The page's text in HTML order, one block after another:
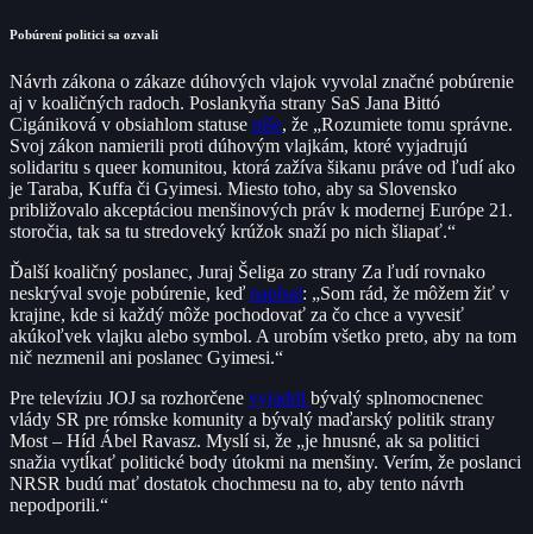
Pobúrení politici sa ozvali
Návrh zákona o zákaze dúhových vlajok vyvolal značné pobúrenie
aj v koaličných radoch. Poslankyňa strany SaS Jana Bittó
Cigániková v obsiahlom statuse píše, že „Rozumiete tomu správne.
Svoj zákon namierili proti dúhovým vlajkám, ktoré vyjadrujú
solidaritu s queer komunitou, ktorá zažíva šikanu práve od ľudí ako
je Taraba, Kuffa či Gyimesi. Miesto toho, aby sa Slovensko
približovalo akceptáciou menšinových práv k modernej Európe 21.
storočia, tak sa tu stredoveký krúžok snaží po nich šliapať.“
Ďalší koaličný poslanec, Juraj Šeliga zo strany Za ľudí rovnako
neskrýval svoje pobúrenie, keď napísal: „Som rád, že môžem žiť v
krajine, kde si každý môže pochodovať za čo chce a vyvesiť
akúkoľvek vlajku alebo symbol. A urobím všetko preto, aby na tom
nič nezmenil ani poslanec Gyimesi.“
Pre televíziu JOJ sa rozhorčene vyjadril bývalý splnomocnenec
vlády SR pre rómske komunity a bývalý maďarský politik strany
Most – Híd Ábel Ravasz. Myslí si, že „je hnusné, ak sa politici
snažia vytĺkať politické body útokmi na menšiny. Verím, že poslanci
NRSR budú mať dostatok chochmesu na to, aby tento návrh
nepodporili.“